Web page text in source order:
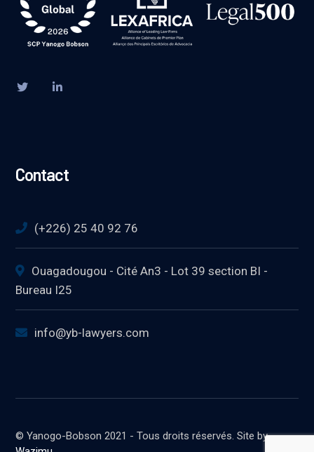
Contact
(+226) 25 40 92 76
Ouagadougou - Cité An3 - Lot 39 section BI -
Bureau I25
info@yb-lawyers.com
© Yanogo-Bobson 2021 - Tous droits réservés. Site by